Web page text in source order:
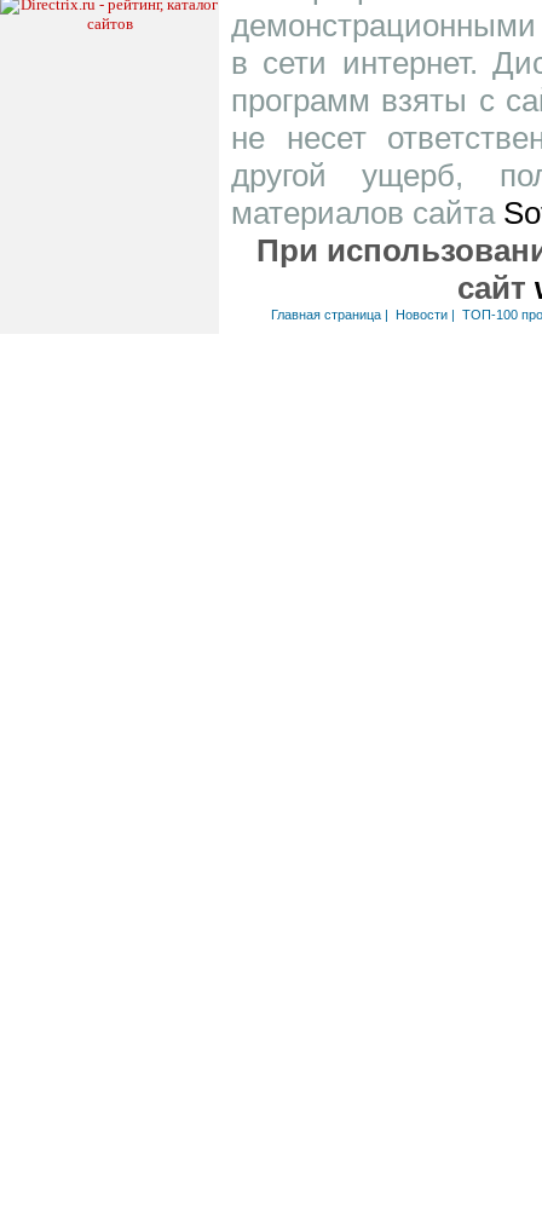
в сети интернет.
программ взяты с
не несет
другой ущерб,
материалов сайта
При
сайт
Главная страница| Новости| ТОП-100